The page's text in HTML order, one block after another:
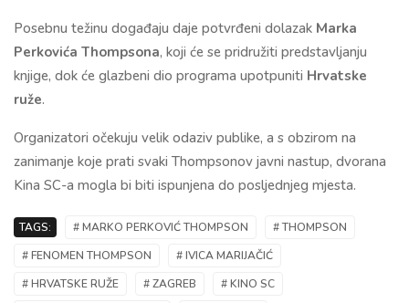
Posebnu težinu događaju daje potvrđeni dolazak Marka
Perkovića Thompsona, koji će se pridružiti predstavljanju
knjige, dok će glazbeni dio programa upotpuniti Hrvatske
ruže.
Organizatori očekuju velik odaziv publike, a s obzirom na
zanimanje koje prati svaki Thompsonov javni nastup, dvorana
Kina SC-a mogla bi biti ispunjena do posljednjeg mjesta.
TAGS: # MARKO PERKOVIĆ THOMPSON
# THOMPSON
# FENOMEN THOMPSON
# IVICA MARIJAČIĆ
# HRVATSKE RUŽE
# ZAGREB
# KINO SC